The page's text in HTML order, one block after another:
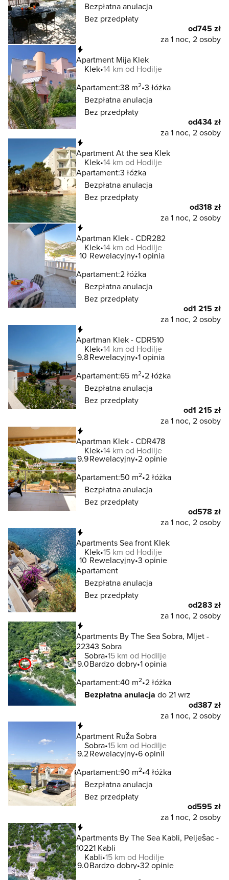
Bezpłatna anulacja
Bez przedpłaty
od745 zł
za 1 noc, 2 osoby
Apartment Mija Klek
Klek 14 km od Hodilje
Apartament:38 m2 3 łóżka
Bezpłatna anulacja
Bez przedpłaty
od434 zł
za 1 noc, 2 osoby
Apartment At the sea Klek
Klek 14 km od Hodilje
Apartament:3 łóżka
Bezpłatna anulacja
Bez przedpłaty
od318 zł
za 1 noc, 2 osoby
Apartman Klek - CDR282
Klek 14 km od Hodilje
10 Rewelacyjny 1 opinia
Apartament:2 łóżka
Bezpłatna anulacja
Bez przedpłaty
od1 215 zł
za 1 noc, 2 osoby
Apartman Klek - CDR510
Klek 14 km od Hodilje
9.8Rewelacyjny 1 opinia
Apartament:65 m2 2 łóżka
Bezpłatna anulacja
Bez przedpłaty
od1 215 zł
za 1 noc, 2 osoby
Apartman Klek - CDR478
Klek 14 km od Hodilje
9.9Rewelacyjny 2 opinie
Apartament:50 m2 2 łóżka
Bezpłatna anulacja
Bez przedpłaty
od578 zł
za 1 noc, 2 osoby
Apartments Sea front Klek
Klek 15 km od Hodilje
10 Rewelacyjny 3 opinie
Apartament
Bezpłatna anulacja
Bez przedpłaty
od283 zł
za 1 noc, 2 osoby
Apartments By The Sea Sobra, Mljet -
22343 Sobra
Sobra 15 km od Hodilje
9.0Bardzo dobry 1 opinia
Apartament:40 m2 2 łóżka
Bezpłatna anulacja do 21 wrz
od387 zł
za 1 noc, 2 osoby
Apartment Ruža Sobra
Sobra 15 km od Hodilje
9.2Rewelacyjny 6 opinii
Apartament:90 m2 4 łóżka
Bezpłatna anulacja
Bez przedpłaty
od595 zł
za 1 noc, 2 osoby
Apartments By The Sea Kabli, Pelješac -
10221 Kabli
Kabli 15 km od Hodilje
9.0Bardzo dobry 32 opinie